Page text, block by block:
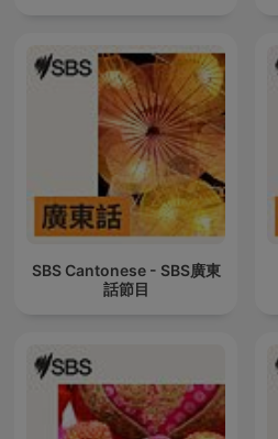
SBS Cantonese - SBS廣東
話節目